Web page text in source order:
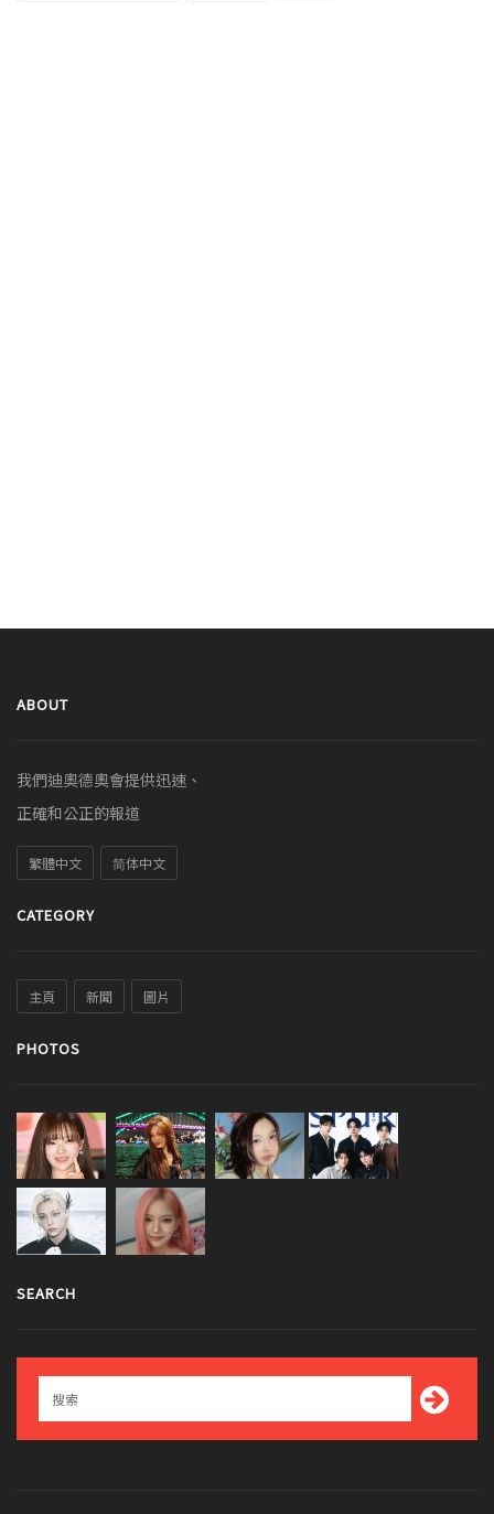
ABOUT
我們迪奧德奧會提供迅速、
正確和公正的報道
繁體中文 简体中文
CATEGORY
主頁 新聞 圖片
PHOTOS
SEARCH